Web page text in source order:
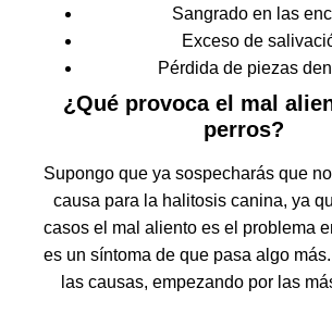
Sangrado en las
Exceso de
Pérdida de piezas
¿Qué provoca el mal
perros?
Supongo que ya sospecharás que
causa para la halitosis canina, ya
casos el mal aliento es el problema
es un síntoma de que pasa algo
las causas, empezando por las